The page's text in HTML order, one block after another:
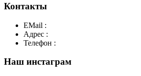
Контакты
EMail :
Адрес :
Телефон :
Наш инстаграм